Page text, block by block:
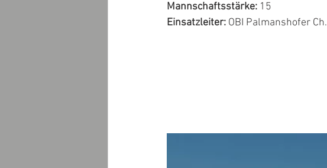
Mannschaftsstärke: 15
Einsatzleiter: OBI Palmanshofer Ch.